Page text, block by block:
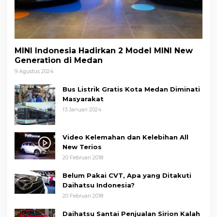
MINI Indonesia Hadirkan 2 Model MINI New
Generation di Medan
9 Agustus 2024
Bus Listrik Gratis Kota Medan Diminati
Masyarakat
13 Januari 2024
Video Kelemahan dan Kelebihan All
New Terios
20 Februari 2018
Belum Pakai CVT, Apa yang Ditakuti
Daihatsu Indonesia?
20 Februari 2018
Daihatsu Santai Penjualan Sirion Kalah